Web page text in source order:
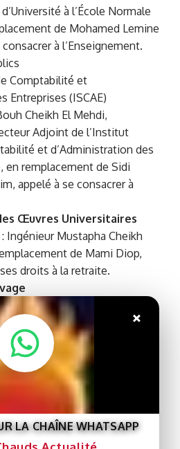
à l’École Normale
de Mohamed Lemine
à l’Enseignement.
Comptabilité et
Entreprises (ISCAE)
Cheikh El Mehdi,
Adjoint de l’Institut
et d’Administration des
en remplacement de Sidi
appelé à se consacrer à
Œuvres Universitaires
Ingénieur Mustapha Cheikh
de Mami Diop,
droits à la retraite.
: Jemal Keboud
des Marchés Publics
Ben Maaly Moine.
Intrants de l’Elevage
Codoré
×
LA CHAÎNE WHATSAPP